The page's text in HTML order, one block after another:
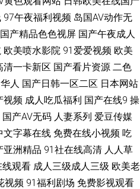
网址大全免费播放 91九色蝌蚪视频网
久久久久久 色综合欧美 中文字幕专区
费观看 最新电影在线影院 91在线观看
人看 91页在线视频 欧美精品色福利导
站高清 高清一区高清二区高清三区 免
视频免费观看 ts网站 国产综合五五 欧
97午夜福利视频 岛国AV动作无
国产精品色色视屏 国产午夜成人
欧美喷水影院 91爱爱视频 欧美
清一卡新区 国产看片资源 二色
人 国产日韩一区二区 日本网站
视频 成人吃瓜福利 国产在线9 操
国产AV无码 人妻系列 爱豆传媒
文字幕在线 免费在线小视频 吃
亚洲精品 91社在线高清 人人草
线观看 成人三级成人三级 欧美老
视频 91福利剧场 免费影视观看